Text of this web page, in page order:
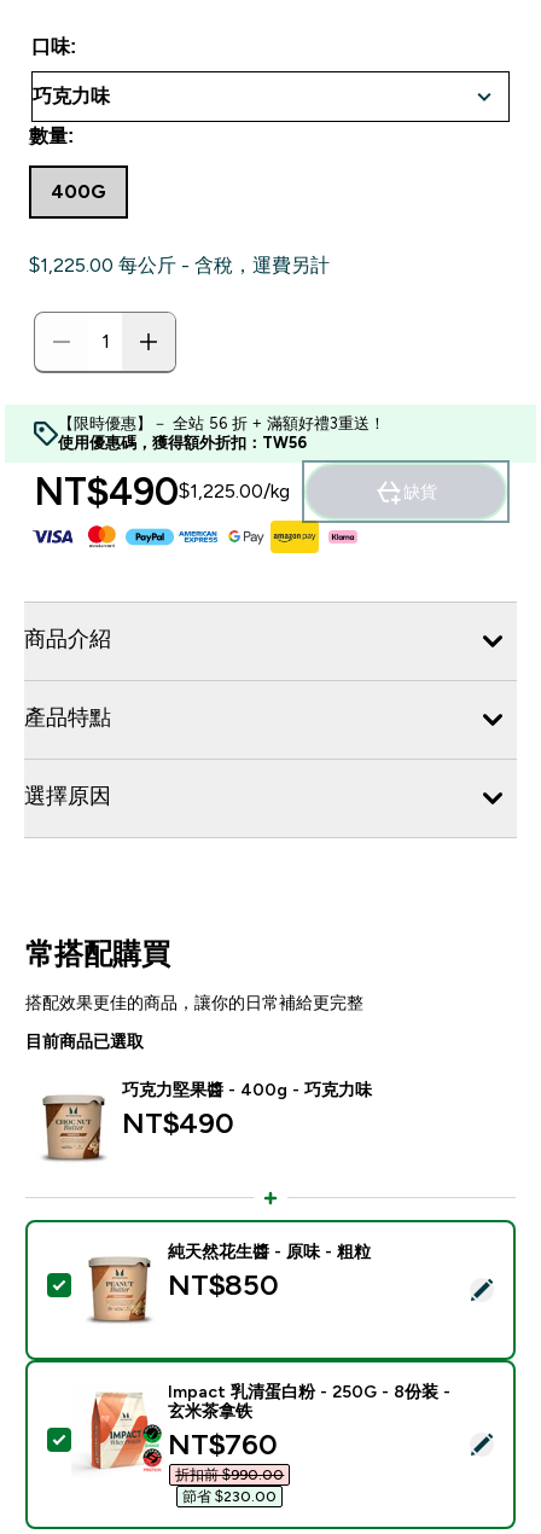
口味:
數量:
400G
$1,225.00‎ 每公斤 - 含稅，運費另計
【限時優惠】－ 全站 56 折 + 滿額好禮3重送！
使用優惠碼，獲得額外折扣：TW56
NT$490‎$1,225.00‎/kg 缺貨
商品介紹
產品特點
選擇原因
常搭配購買
搭配效果更佳的商品，讓你的日常補給更完整
目前商品已選取
巧克力堅果醬 - 400g - 巧克力味
NT$490‎
選取此商品 - 純天然花生醬 - 原味 - 粗粒
純天然花生醬 - 原味 - 粗粒
NT$850‎
選取此商品 - Impact 乳清蛋白粉 - 250G - 8份装 - 玄
Impact 乳清蛋白粉 - 250G - 8份装 -
玄米茶拿铁
discounted price
NT$760‎
折扣前 $990.00‎
節省 $230.00‎